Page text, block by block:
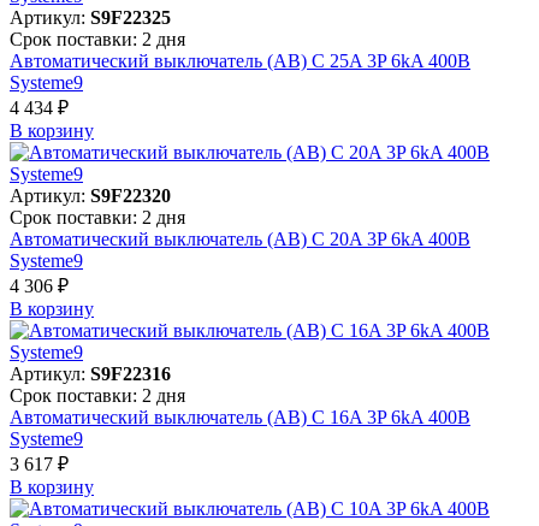
Артикул: S9F22325
Срок поставки: 2 дня
Автоматический выключатель (АВ) C 25A 3P 6kA 400В
Systeme9
4 434 ₽
В корзинy
Артикул: S9F22320
Срок поставки: 2 дня
Автоматический выключатель (АВ) C 20A 3P 6kA 400В
Systeme9
4 306 ₽
В корзинy
Артикул: S9F22316
Срок поставки: 2 дня
Автоматический выключатель (АВ) C 16A 3P 6kA 400В
Systeme9
3 617 ₽
В корзинy